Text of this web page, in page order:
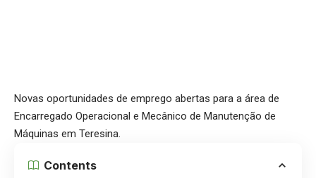
Novas oportunidades de emprego abertas para a área de
Encarregado Operacional e Mecânico de Manutenção de
Máquinas em Teresina.
Contents